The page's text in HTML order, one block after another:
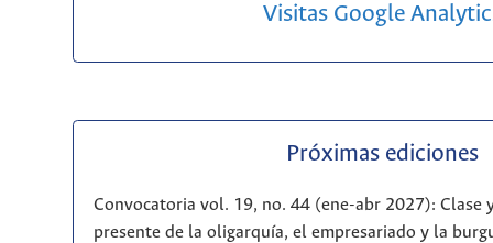
Visitas Google
Próximas ediciones
Convocatoria vol. 19, no. 44 (ene-abr 2027): Clase
presente de la oligarquía, el empresariado y la